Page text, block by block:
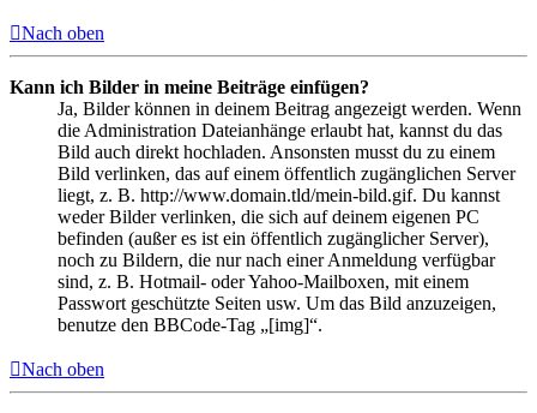
Nach oben
Kann ich Bilder in meine Beiträge einfügen?
Ja, Bilder können in deinem Beitrag angezeigt werden. Wenn
die Administration Dateianhänge erlaubt hat, kannst du das
Bild auch direkt hochladen. Ansonsten musst du zu einem
Bild verlinken, das auf einem öffentlich zugänglichen Server
liegt, z. B. http://www.domain.tld/mein-bild.gif. Du kannst
weder Bilder verlinken, die sich auf deinem eigenen PC
befinden (außer es ist ein öffentlich zugänglicher Server),
noch zu Bildern, die nur nach einer Anmeldung verfügbar
sind, z. B. Hotmail- oder Yahoo-Mailboxen, mit einem
Passwort geschützte Seiten usw. Um das Bild anzuzeigen,
benutze den BBCode-Tag „[img]“.
Nach oben